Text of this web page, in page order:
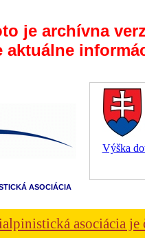
je archívna
aktuálne
Výška
ASOCIÁCIA
asociácia